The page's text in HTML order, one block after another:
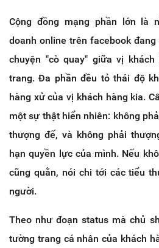
Cộng đồng mạng phần lớn là
doanh online trên facebook
chuyện "cò quay" giữa vị
trang. Đa phần đều tỏ thái độ
hàng xử của vị khách hàng kia.
một sự thật hiển nhiên: không
thượng đế, và không phải
hạn quyền lực của mình. Nếu
cũng quằn, nói chi tới các tiểu
người.
Theo như đoạn status mà chủ
tường trang cá nhân của khách